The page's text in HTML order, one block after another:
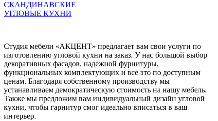
СКАНДИНАВСКИЕ
УГЛОВЫЕ КУХНИ
Студия мебели «АКЦЕНТ» предлагает вам свои услуги по
изготовлению угловой кухни на заказ. У нас большой выбор
декоративных фасадов, надежной фурнитуры,
функциональных комплектующих и все это по доступным
ценам. Благодаря собственному производству мы
устанавливаем демократическую стоимость на нашу мебель.
Также мы предложим вам индивидуальный дизайн угловой
кухни, чтобы гарнитур смог идеально вписаться в ваш
интерьер.